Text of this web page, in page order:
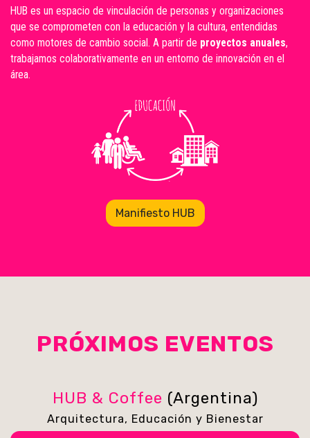
HUB es un espacio de vinculación de personas y organizaciones
que se comprometen con la educación y la cultura, entendidas
como motores de cambio social. A partir de proyectos anuales,
trabajamos colaborativamente en un entorno de innovación en el
área.
Manifiesto HUB
PRÓXIMOS EVENTOS
HUB & Coffee (Argentina)
Arquitectura, Educación y Bienestar